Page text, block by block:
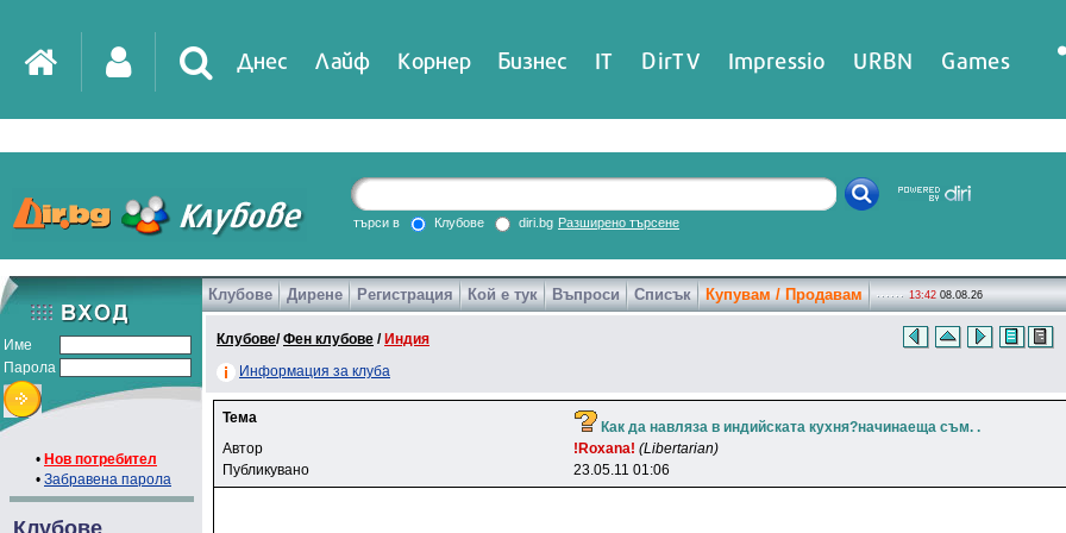
Днес Лайф Корнер Бизнес IT DirTV Impressio URBN Games
търси в Клубове diri.bg Разширено търсене
Име
Парола
• Нов потребител
• Забравена парола
Клубове
Клубове Дирене Регистрация Кой е тук Въпроси Списък Купувам / Продавам 13:42 08.08.26
Клубове/Фен клубове / Индия
Информация за клуба
Тема
Как да навляза в индийската кухня?начинаеща съм. .
Автор
!Roxana! (Libertarian)
Публикувано
23.05.11 01:06